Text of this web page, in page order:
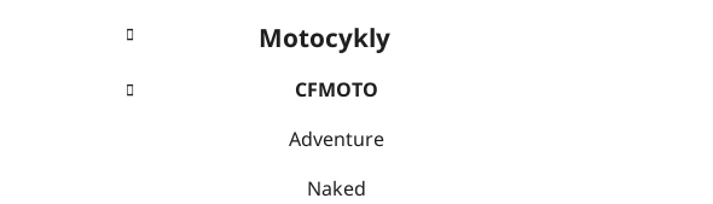
Motocykly
CFMOTO
Adventure
Naked